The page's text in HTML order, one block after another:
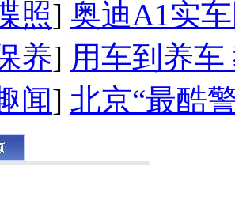
照] 奥迪A1实
养] 用车到养
闻] 北京“最酷